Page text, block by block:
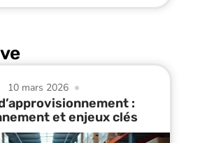
10 mars 2026
:
et enjeux clés